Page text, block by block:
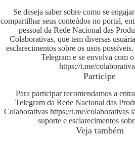
Se deseja saber sobre como se
compartilhar seus conteúdos no portal,
pessoal da Rede Nacional das
Colaborativas, que tem diversas
esclarecimentos sobre os usos
Telegram e se envolva com
https://t.me/
Participe
Para participar recomendamos a
Telegram da Rede Nacional das
Colaborativas https://t.me/colaborativas
suporte e esclarecimentos
Veja também